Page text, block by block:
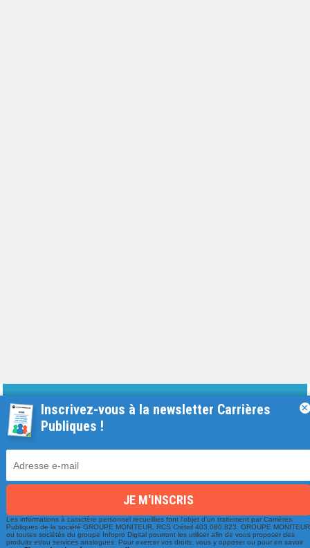
Une équipe à votre écoute
du lundi au vendredi de 9h à 17h
info@carrieres-publiques.com
Inscrivez-vous à la newsletter Carrières
Publiques !
Les informations à caractère personnel recueillies font l'objet d'un traitement par Carrières
Publiques de la société GROUPE MONITEUR, RCS Créteil 403.080.823. GROUPE MONITEUR
ou toutes sociétés du groupe Infopro Digital pourront les utiliser afin de vous proposer des
produits et/ou services analogues. Pour exercer vos droits, vous y opposer ou pour en savoir
×